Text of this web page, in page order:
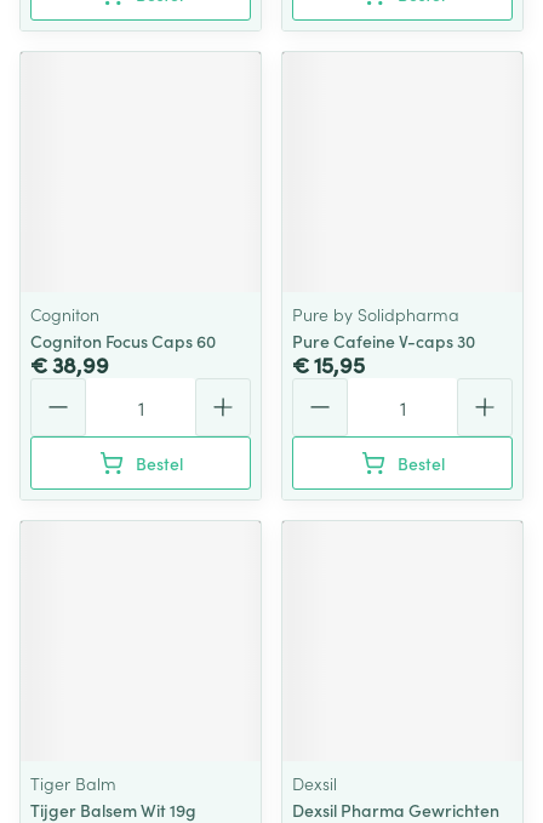
Cogniton
Cogniton Focus Caps 60
€ 38,99
Bestel
Pure by Solidpharma
Pure Cafeine V-caps 30
€ 15,95
Bestel
Tiger Balm
Tijger Balsem Wit 19g
Dexsil
Dexsil Pharma Gewrichten